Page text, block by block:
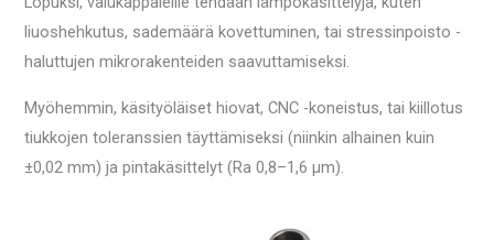
liuoshehkutus, sademäärä kovettuminen, tai stressinpoisto -
haluttujen mikrorakenteiden saavuttamiseksi.
Myöhemmin, käsityöläiset hiovat, CNC -koneistus, tai kiillotus
tiukkojen toleranssien täyttämiseksi (niinkin alhainen kuin
±0,02 mm) ja pintakäsittelyt (Ra 0,8–1,6 µm).